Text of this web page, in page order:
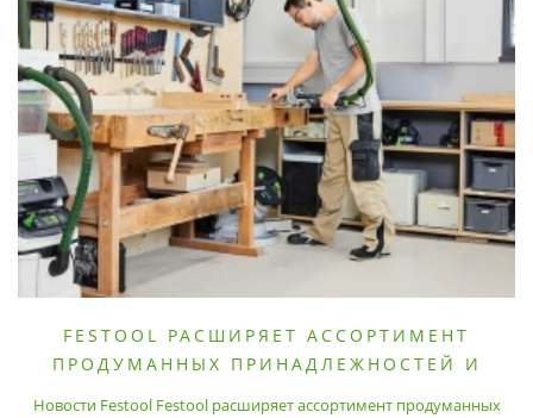
FESTOOL РАСШИРЯЕТ АССОРТИМЕНТ
ПРОДУМАННЫХ ПРИНАДЛЕЖНОСТЕЙ И
Новости Festool Festool расширяет ассортимент продуманных